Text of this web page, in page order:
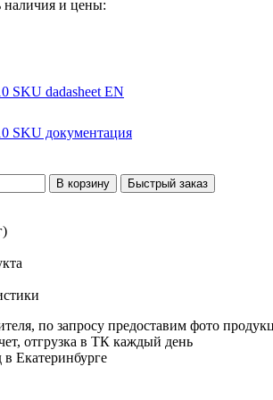
наличия и цены:
SKU dadasheet EN
SKU документация
В корзину Быстрый заказ
по запросу предоставим фото
отгрузка в ТК каждый день
Екатеринбурге